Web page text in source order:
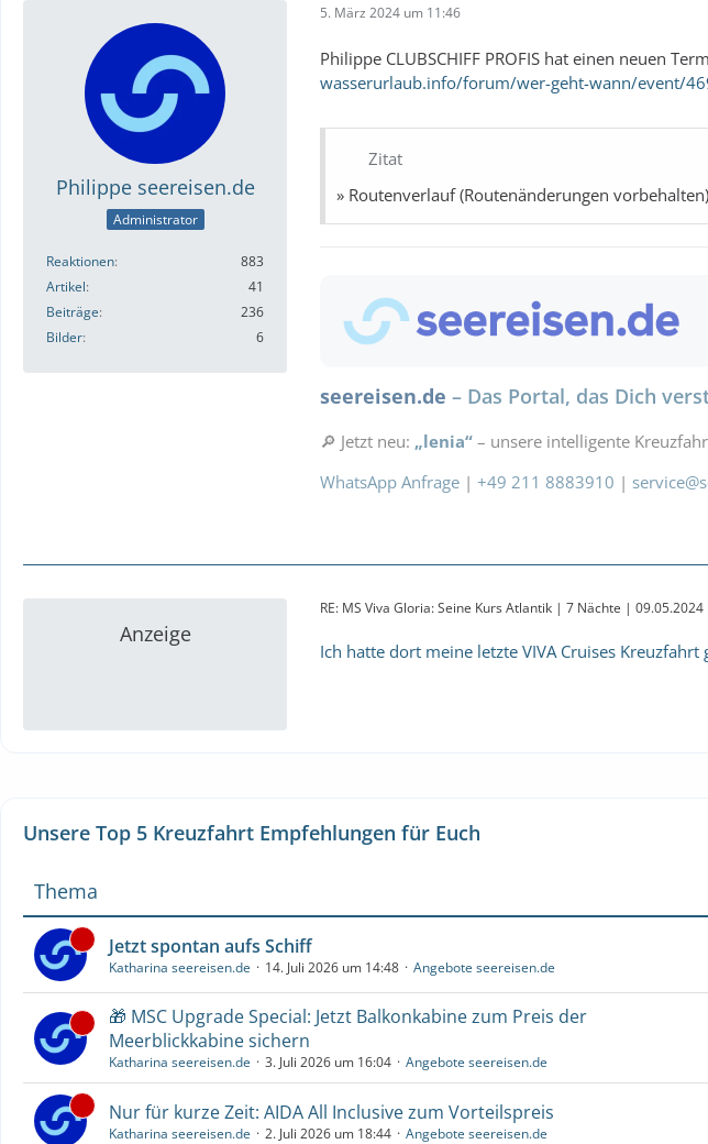
Philippe seereisen.de
Administrator
Reaktionen
883
Artikel
41
Beiträge
236
Bilder
6
5. März 2024 um 11:46
Philippe CLUBSCHIFF PROFIS hat einen neuen
wasserurlaub.info/forum/wer-geht-wann/event/
Zitat
» Routenverlauf (Routenänderungen
seereisen.de – Das Portal, das Dich
🔎 Jetzt neu: „lenia“ – unsere intelligente
WhatsApp Anfrage | +49 211 8883910 |
Anzeige
RE: MS Viva Gloria: Seine Kurs Atlantik | 7 Nächte |
Ich hatte dort meine letzte VIVA Cruises
Unsere Top 5 Kreuzfahrt Empfehlungen für Euch
Thema
Jetzt spontan aufs Schiff
Katharina seereisen.de 14. Juli 2026 um 14:48 Angebote seereisen.de
🎁 MSC Upgrade Special: Jetzt Balkonkabine zum Preis der
Meerblickkabine sichern
Katharina seereisen.de 3. Juli 2026 um 16:04 Angebote seereisen.de
Nur für kurze Zeit: AIDA All Inclusive zum Vorteilspreis
Katharina seereisen.de 2. Juli 2026 um 18:44 Angebote seereisen.de